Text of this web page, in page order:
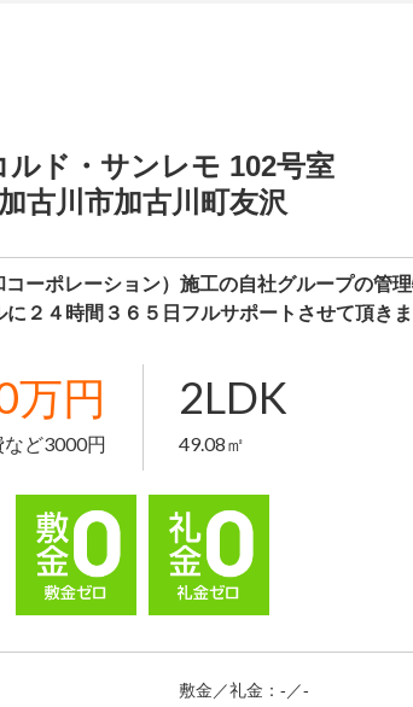
ルド・サンレモ 102号室
加古川市加古川町友沢
ーポレーション）施工の自社グループの管
２４時間３６５日フルサポートさせて頂きま
万円
ど3000円
2LDK
49.08㎡
敷金／礼金：-／-